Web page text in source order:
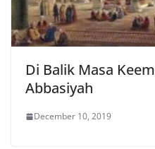
Di Balik Masa
Abbasiyah
December 10, 2019